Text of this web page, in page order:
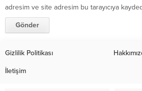
adresim ve site adresim bu tarayıcıya
Gizlilik Politikası
İletişim